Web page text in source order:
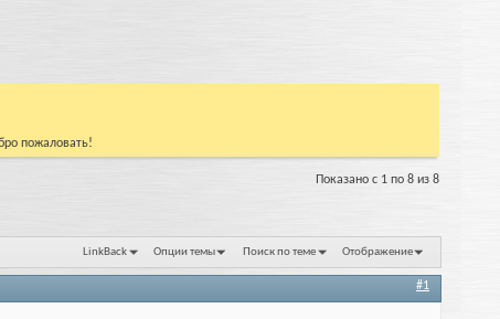
пожаловать!
Показано с 1 по 8 из 8
LinkBack Опции темы Поиск по теме Отображение
#1